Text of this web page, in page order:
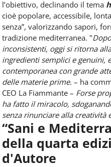
l’obiettivo, declinando il tema
cioè popolare, accessibile,
senza”, valorizzando sapori,
tradizione mediterranea. "
inconsistenti, oggi si ritorna
ingredienti semplici e genuini,
contemporanea con grande
delle materie prime. – ha
CEO La Fiammante – Forse
ha fatto il miracolo,
senza rinunciare alla creatività
“Sani e
della quarta
d'Autore